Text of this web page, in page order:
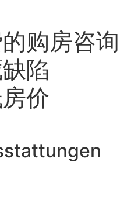
购房咨询
陷
价